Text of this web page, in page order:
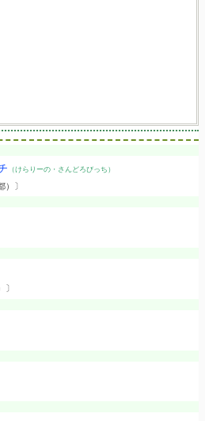
（けらりーの・さんどろびっち）
）〕